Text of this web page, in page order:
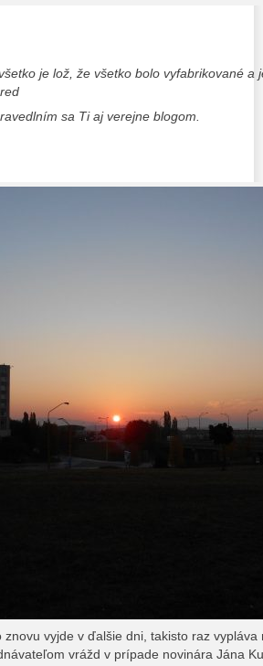
je lož, že všetko bolo vyfabrikované a
sa Ti aj verejne blogom.
znovu vyjde v ďalšie dni, takisto raz
vrážd v prípade novinára Jána